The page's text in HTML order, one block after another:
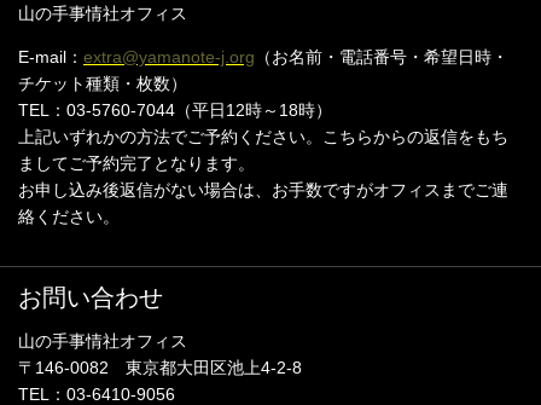
山の手事情社オフィス
E-mail： extra@yamanote-j.org （お名前・電話番号・希望日時・
チケット種類・枚数）
TEL：03-5760-7044（平日12時～18時）
上記いずれかの方法でご予約ください。こちらからの返信をもち
ましてご予約完了となります。
お申し込み後返信がない場合は、お手数ですがオフィスまでご連
絡ください。
お問い合わせ
山の手事情社オフィス
〒146-0082 東京都大田区池上4-2-8
TEL：03-6410-9056